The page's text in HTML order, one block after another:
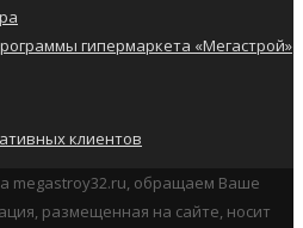
гипермаркета «Мегастрой»
клиентов
megastroy32.ru, обращаем Ваше
размещенная на сайте, носит